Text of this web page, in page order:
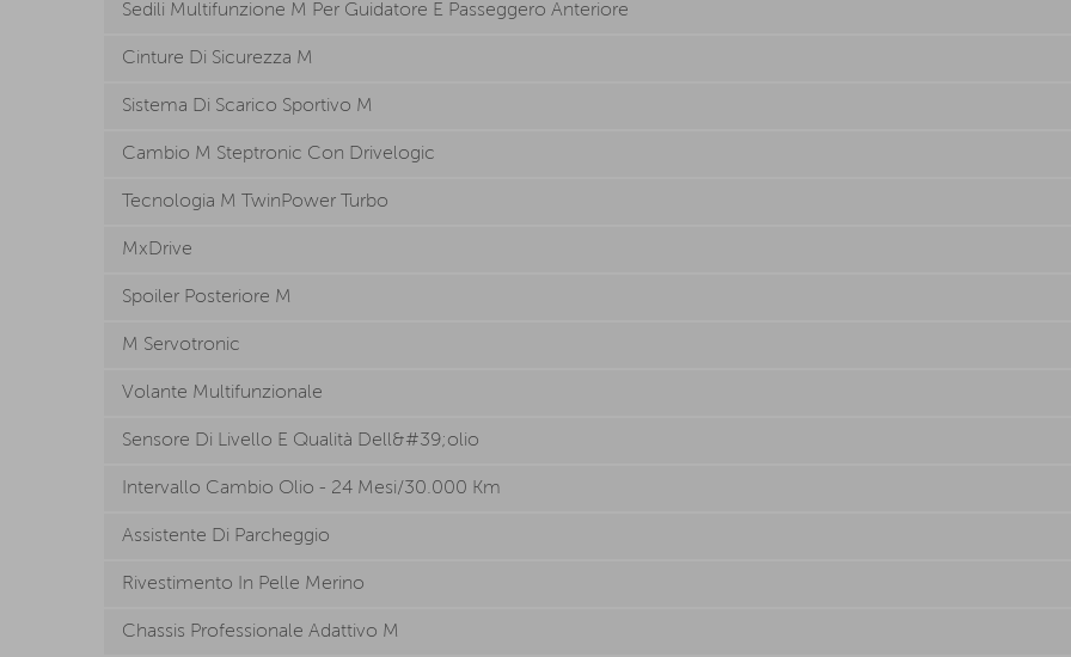
Sedili Multifunzione M Per Guidatore E Passeggero Anteriore
Cinture Di Sicurezza M
Sistema Di Scarico Sportivo M
Cambio M Steptronic Con Drivelogic
Tecnologia M TwinPower Turbo
MxDrive
Spoiler Posteriore M
M Servotronic
Volante Multifunzionale
Sensore Di Livello E Qualità Dell&#39;olio
Intervallo Cambio Olio - 24 Mesi/30.000 Km
Assistente Di Parcheggio
Rivestimento In Pelle Merino
Chassis Professionale Adattivo M